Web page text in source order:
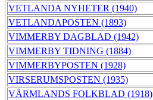
VETLANDA NYHETER (1940)
VETLANDAPOSTEN (1893)
VIMMERBY DAGBLAD (1942)
VIMMERBY TIDNING (1884)
VIMMERBYPOSTEN (1928)
VIRSERUMSPOSTEN (1935)
VÄRMLANDS FOLKBLAD (1918)